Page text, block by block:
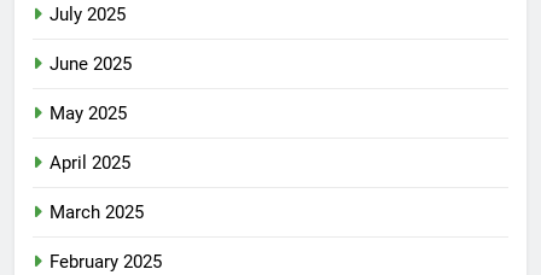
July 2025
June 2025
May 2025
April 2025
March 2025
February 2025